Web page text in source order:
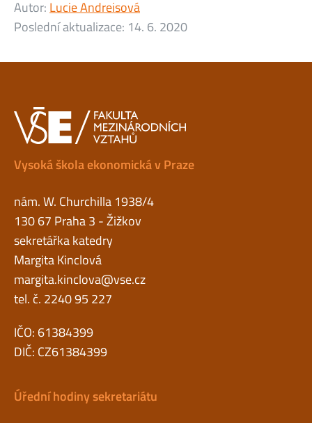
Autor: Lucie Andreisová
Poslední aktualizace: 14. 6. 2020
Vysoká škola ekonomická v Praze
nám. W. Churchilla 1938/4
130 67 Praha 3 - Žižkov
sekretářka katedry
Margita Kinclová
margita.kinclova@vse.cz
tel. č. 2240 95 227
IČO: 61384399
DIČ: CZ61384399
Úřední hodiny sekretariátu